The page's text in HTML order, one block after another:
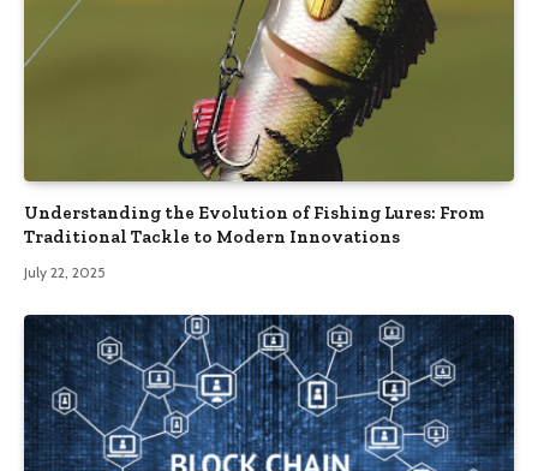
Understanding the Evolution of Fishing Lures: From
Traditional Tackle to Modern Innovations
July 22, 2025